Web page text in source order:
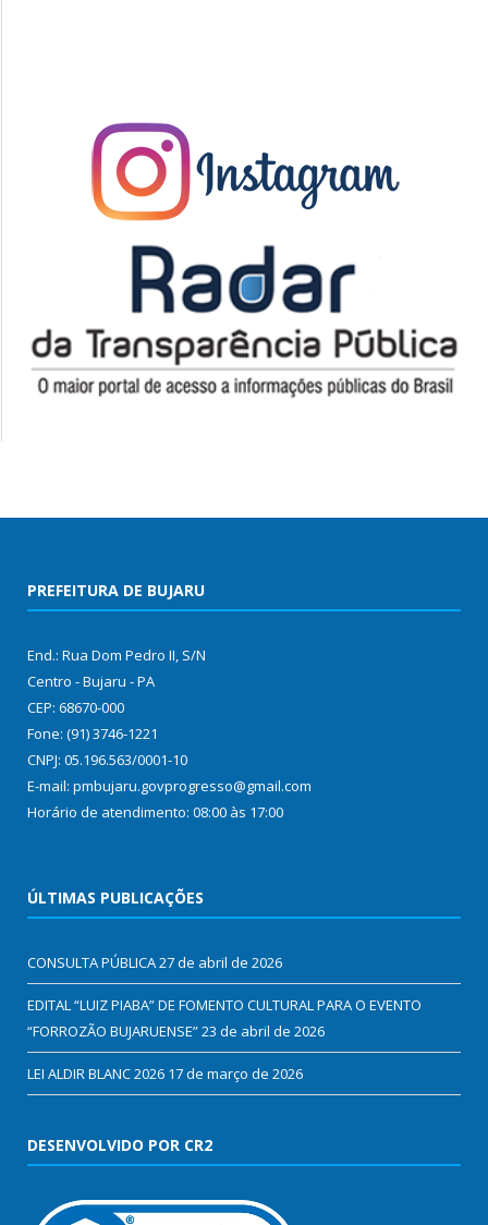
PREFEITURA DE BUJARU
End.: Rua Dom Pedro II, S/N
Centro - Bujaru - PA
CEP: 68670-000
Fone: (91) 3746-1221
CNPJ: 05.196.563/0001-10
E-mail: pmbujaru.govprogresso@gmail.com
Horário de atendimento: 08:00 às 17:00
ÚLTIMAS PUBLICAÇÕES
CONSULTA PÚBLICA27 de abril de 2026
EDITAL “LUIZ PIABA” DE FOMENTO CULTURAL PARA O EVENTO
“FORROZÃO BUJARUENSE”23 de abril de 2026
LEI ALDIR BLANC 2026 17 de março de 2026
DESENVOLVIDO POR CR2